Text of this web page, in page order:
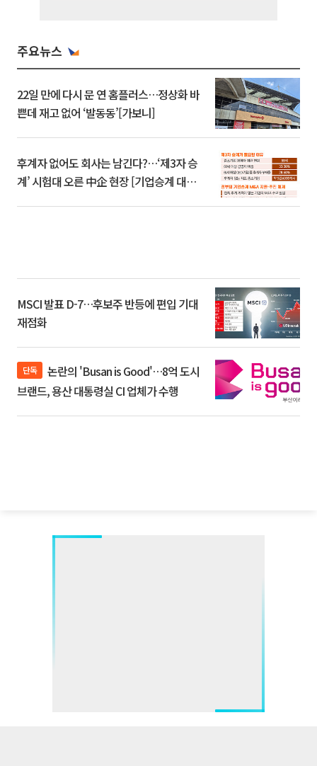
주요뉴스
22일 만에 다시 문 연 홈플러스…정상화 바
쁜데 재고 없어 ‘발동동’[가보니]
후계자 없어도 회사는 남긴다?…‘제3자 승
계’ 시험대 오른 中企 현장 [기업승계 대전
MSCI 발표 D-7…후보주 반등에 편입 기대
재점화
단독
브랜드, 용산 대통령실 CI 업체가 수행